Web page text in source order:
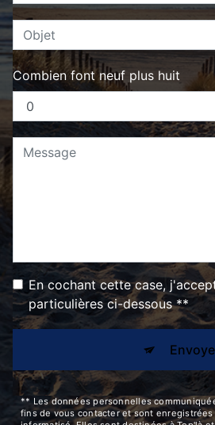
Combien font neuf plus huit
En cochant cette case,
particulières ci-dessous **
** Les données personnelles
fins de vous contacter et sont